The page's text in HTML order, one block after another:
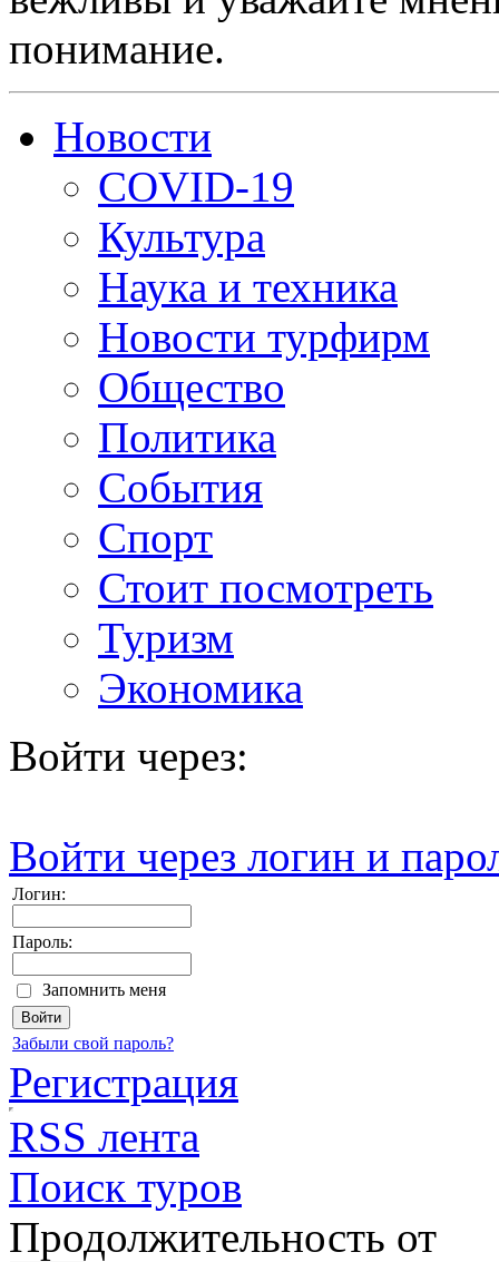
понимание.
Новости
COVID-19
Культура
Наука и техника
Новости турфирм
Общество
Политика
События
Спорт
Стоит посмотреть
Туризм
Экономика
Войти через:
Войти через логин и
Логин:
Пароль:
Запомнить меня
Забыли свой пароль?
Регистрация
RSS лента
Поиск туров
Продолжительность от